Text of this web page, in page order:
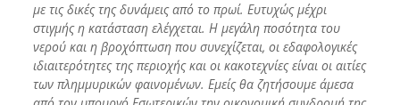
με τις δικές της δυνάμεις από το πρωί. Ευτυχώς μέχρι
στιγμής η κατάσταση ελέγχεται. Η μεγάλη ποσότητα του
νερού και η βροχόπτωση που συνεχίζεται, οι εδαφολογικές
ιδιαιτερότητες της περιοχής και οι κακοτεχνίες είναι οι αιτίες
των πλημμυρικών φαινομένων. Εμείς θα ζητήσουμε άμεσα